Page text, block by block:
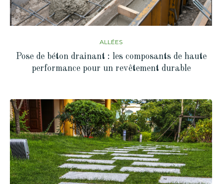
ALLÉES
Pose de béton drainant : les composants de haute
performance pour un revêtement durable